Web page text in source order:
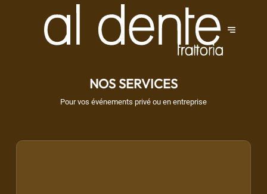
NOS SERVICES
Pour vos événements privé ou en entreprise